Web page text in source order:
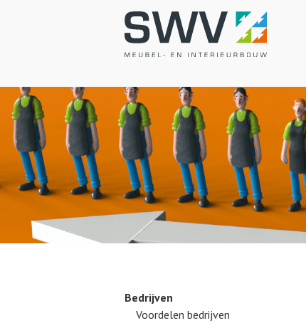
Bedrijven
Voordelen bedrijven